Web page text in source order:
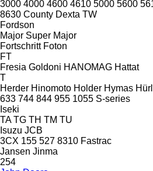
3000 4000 4600 4610 5000 5600
8630 County Dexta TW
Fordson
Major Super Major
Fortschritt Foton
FT
Fresia Goldoni HANOMAG Hattat
T
Herder Hinomoto Holder Hymas
633 744 844 955 1055 S-series
Iseki
TA TG TH TM TU
Isuzu JCB
3CX 155 527 8310 Fastrac
Jansen Jinma
254